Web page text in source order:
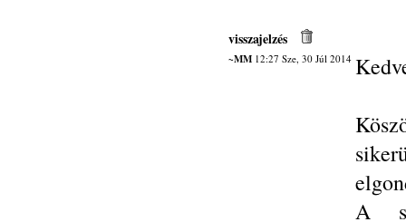
visszajelzés
~MM12:27 Sze, 30 Júl 2014
A